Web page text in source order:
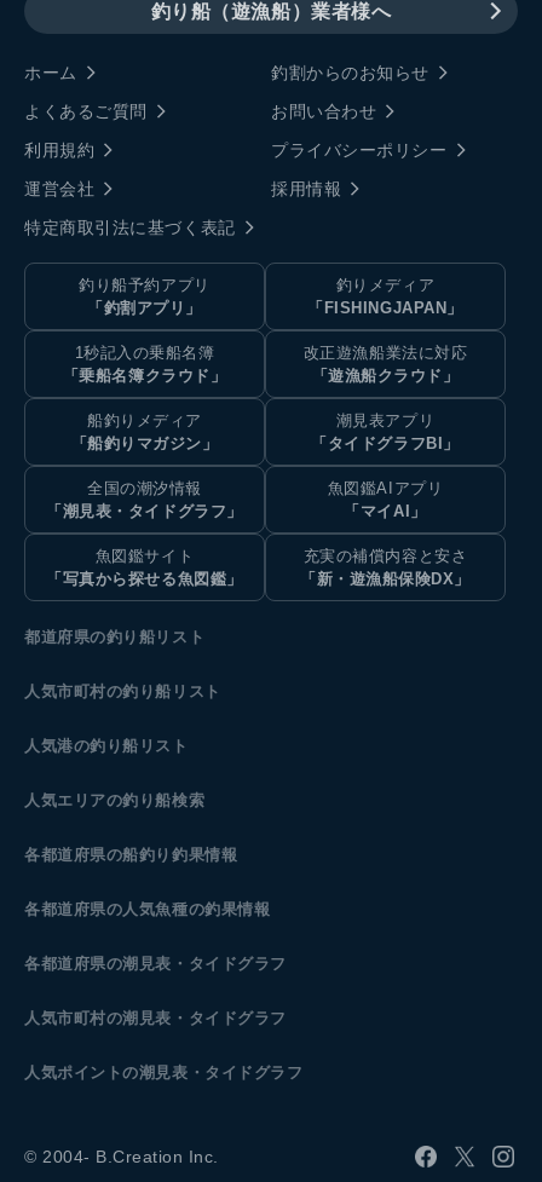
釣り船（遊漁船）業者様へ
ホーム
釣割からのお知らせ
よくあるご質問
お問い合わせ
利用規約
プライバシーポリシー
運営会社
採用情報
特定商取引法に基づく表記
釣り船予約アプリ
「釣割アプリ」
釣りメディア
「FISHINGJAPAN」
1秒記入の乗船名簿
「乗船名簿クラウド」
改正遊漁船業法に対応
「遊漁船クラウド」
船釣りメディア
「船釣りマガジン」
潮見表アプリ
「タイドグラフBI」
全国の潮汐情報
「潮見表・タイドグラフ」
魚図鑑AIアプリ
「マイAI」
魚図鑑サイト
「写真から探せる魚図鑑」
充実の補償内容と安さ
「新・遊漁船保険DX」
都道府県の釣り船リスト
人気市町村の釣り船リスト
人気港の釣り船リスト
人気エリアの釣り船検索
各都道府県の船釣り釣果情報
各都道府県の人気魚種の釣果情報
各都道府県の潮見表 ・タイドグラフ
人気市町村の潮見表・タイドグラフ
人気ポイントの潮見表・タイドグラフ
© 2004- B.Creation Inc.